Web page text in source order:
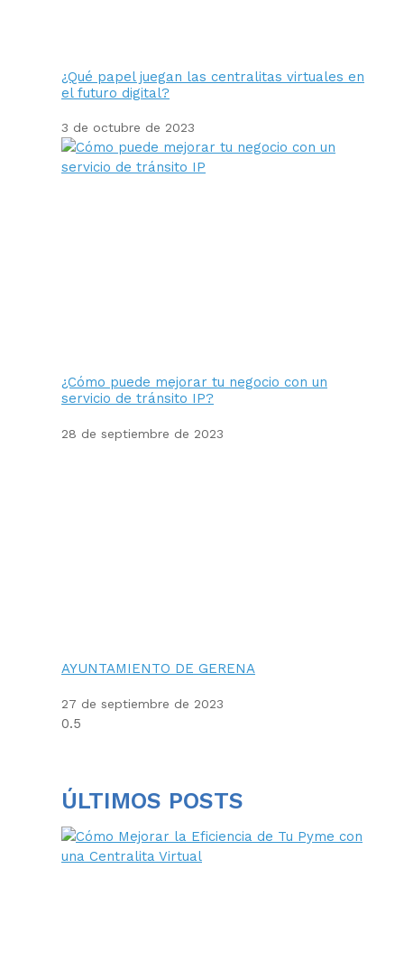
¿Qué papel juegan las centralitas virtuales en
el futuro digital?
3 de octubre de 2023
¿Cómo puede mejorar tu negocio con un
servicio de tránsito IP?
28 de septiembre de 2023
AYUNTAMIENTO DE GERENA
27 de septiembre de 2023
ÚLTIMOS POSTS